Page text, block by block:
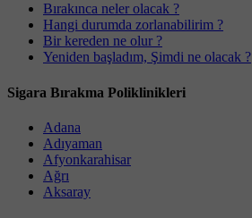
Bırakınca neler olacak ?
Hangi durumda zorlanabilirim ?
Bir kereden ne olur ?
Yeniden başladım, Şimdi ne olacak ?
Sigara Bırakma Poliklinikleri
Adana
Adıyaman
Afyonkarahisar
Ağrı
Aksaray